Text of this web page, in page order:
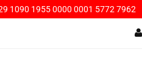
29 1090 1955 0000 0001 5772 7962
PŁATNOŚCI